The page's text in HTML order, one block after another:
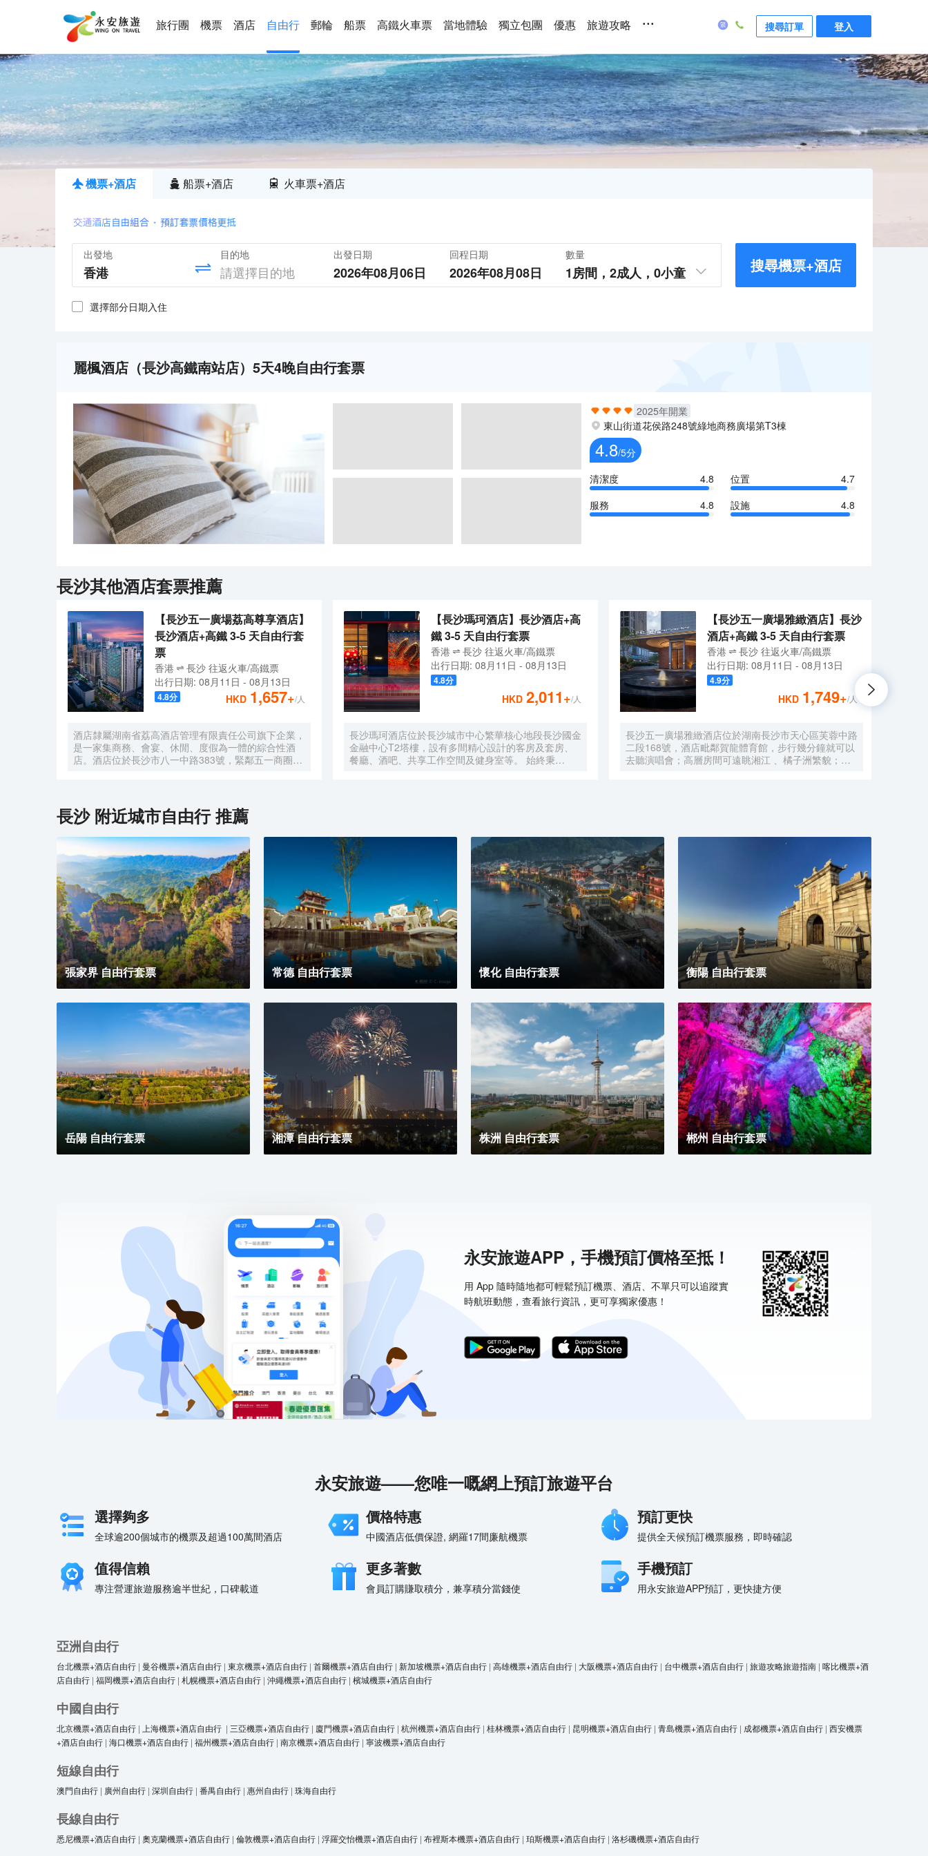
旅行團 機票 酒店 自由行 郵輪 船票 高鐵火車票 當地體驗 獨立包團 優惠 旅遊攻略 ... 搜尋訂單 登入
機票+酒店 船票+酒店 火車票+酒店
出發地 目的地 出發日期
2026年08月06日
回程日期
2026年08月08日
數量
1房間， 2成人， 0小童 搜尋機票+酒店
選擇部分日期入住
麗楓酒店（長沙高鐵南站店）5天4晚自由行套票
2025年開業
東山街道花侯路248號綠地商務廣場第T3棟
4.8/5分
清潔度
4.8 位置
4.7
服務
4.8 設施 4.8
長沙其他酒店套票推薦
【長沙五一廣場荔高尊享酒店】
長沙酒店+高鐵 3-5 天自由行套
票
香港 長沙 往返火車/高鐵票
出行日期: 08月11日 - 08月13日
4.8分 HKD 1,657+/人
酒店隸屬湖南省荔高酒店管理有限責任公司旗下企業，
是一家集商務、會宴、休閒、度假為一體的綜合性酒
店。酒店位於長沙市八一中路383號，緊鄰五一商圈，
20分鐘車程、迎賓路口地鐵站3分鐘路程，交通四通八
達。經過十餘年的沉澱，酒店於2021年重裝升級、整
裝出發，精心打造出224間不同房型温馨舒適客房、1
個豪華典雅宴會廳、3個不同規模會議室及8個風格突
出的豪華包廂，以全新面貌、全新姿態迎戰市場，成為
人們商務活動、朋友聚會、家庭度假之地。2021年，
酒店成功被評定為政府採購定點酒店。酒店以打造“城
市的靜謐，家中的舒適”為己任，致力於展現“寧靜、舒
適、高效、現代”的健康都市主題，為旅途人在他鄉打
造另一個“家”。我們竭誠恭候您的光臨！
【長沙瑪珂酒店】長沙酒店+高
鐵 3-5 天自由行套票
香港 長沙 往返火車/高鐵票
出行日期: 08月11日 - 08月13日
4.8分
HKD 2,011+/人
長沙瑪珂酒店位於長沙城市中心繁華核心地段長沙國金
金融中心T2塔樓，設有多間精心設計的客房及套房、
餐廳、酒吧、共享工作空間及健身室等。 始終秉
格且充滿創造力的創格體驗。
【長沙五一廣場雅緻酒店】長沙
酒店+高鐵 3-5 天自由行套票
香港 長沙 往返火車/高鐵票
出行日期: 08月11日 - 08月13日
4.9分
HKD 1,749+/人
長沙五一廣場雅緻酒店位於湖南長沙市天心區芙蓉中路
二段168號，酒店毗鄰賀龍體育館，步行幾分鐘就可以
去聽演唱會；高層房間可遠眺湘江 、橘子洲繁貌；酒
小奢於居，大奢於心，以形 、 味 、 聲的立體構建傳
遞養生智慧 ， 這就是雅緻品牌酒店的東方生活哲學，
更為每一個在城市中漂泊奔忙的心靈 ， 營造尊貴、養
心生活空間 ， 為客人提供大隱於市的度假體驗。
長沙附近城市自由行 推薦
張家界 自由行套票 常德 自由行套票 懷化 自由行套票 衡陽 自由行套票
岳陽 自由行套票 湘潭 自由行套票 株洲 自由行套票 郴州 自由行套票
永安旅遊APP，手機預訂價格至抵！
用 App 隨時隨地都可輕鬆預訂機票、酒店、不單只可以追蹤實
時航班動態，查看旅行資訊，更可享獨家優惠！
永安旅遊——您唯一嘅網上預訂旅遊平台
選擇夠多
全球逾200個城市的機票及超過100萬間酒店
價格特惠
中國酒店低價保證, 網羅17間廉航機票
預訂更快
提供全天候預訂機票服務，即時確認
值得信賴
專注營運旅遊服務逾半世紀，口碑載道
更多著數
會員訂購賺取積分，兼享積分當錢使
手機預訂
用永安旅遊APP預訂，更快捷方便
亞洲自由行
台北機票+酒店自由行 | 曼谷機票+酒店自由行 | 東京機票+酒店自由行 | 首爾機票+酒店自由行 | 新加坡機票+酒店自由行 | 高雄機票+酒店自由行 | 大阪機票+酒店自由行 | 台中機票+酒店自由行 | 旅遊攻略旅遊指南 | 喀比機票+酒
店自由行 | 福岡機票+酒店自由行 | 札幌機票+酒店自由行 | 沖繩機票+酒店自由行 | 檳城機票+酒店自由行
中國自由行
北京機票+酒店自由行 | 上海機票+酒店自由行 | 三亞機票+酒店自由行 | 廈門機票+酒店自由行 | 杭州機票+酒店自由行 | 桂林機票+酒店自由行 | 昆明機票+酒店自由行 | 青島機票+酒店自由行 | 成都機票+酒店自由行 | 西安機票
+酒店自由行 | 海口機票+酒店自由行 | 福州機票+酒店自由行 | 南京機票+酒店自由行 | 寧波機票+酒店自由行
短線自由行
澳門自由行 | 廣州自由行 | 深圳自由行 | 番禺自由行 | 惠州自由行 | 珠海自由行
長線自由行
悉尼機票+酒店自由行 | 奧克蘭機票+酒店自由行 | 倫敦機票+酒店自由行 | 浮羅交怡機票+酒店自由行 | 布裡斯本機票+酒店自由行 | 珀斯機票+酒店自由行 | 洛杉磯機票+酒店自由行